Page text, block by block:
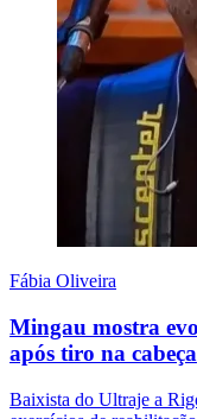
Fábia Oliveira
Mingau mostra
após tiro na cabeça
Baixista do Ultraje a